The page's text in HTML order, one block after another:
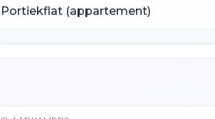
Portiekflat (appartement)